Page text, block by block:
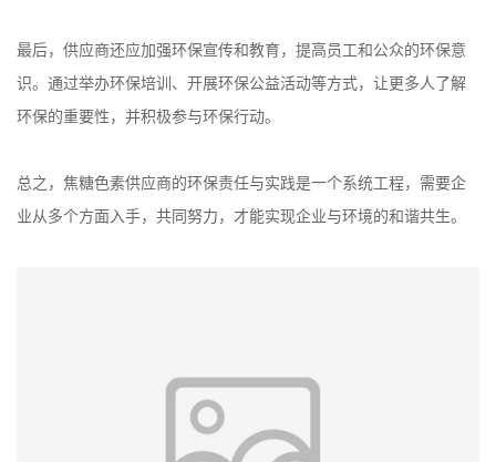
最后，供应商还应加强环保宣传和教育，提高员工和公众的环保意
识。通过举办环保培训、开展环保公益活动等方式，让更多人了解
环保的重要性，并积极参与环保行动。
总之，焦糖色素供应商的环保责任与实践是一个系统工程，需要企
业从多个方面入手，共同努力，才能实现企业与环境的和谐共生。